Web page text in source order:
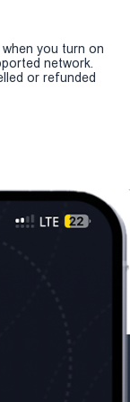
you turn on
network.
or refunded